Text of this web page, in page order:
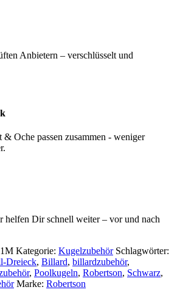
Anbietern – verschlüsselt und
Oche passen zusammen - weniger
helfen Dir schnell weiter – vor und nach
Kategorie: Kugelzubehör Schlagwörter:
Dreieck, Billard, billardzubehör,
, Poolkugeln, Robertson, Schwarz,
Marke: Robertson